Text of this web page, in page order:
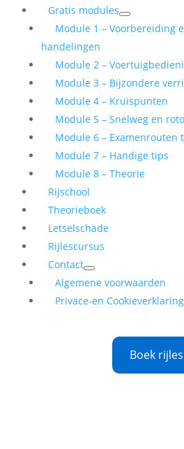
Gratis modules
Module 1 – Voorbereiding
handelingen
Module 2 –
Module 3 – Bijzondere
Module 4 – Kruispunten
Module 5 – Snelweg en
Module 6 – Examenrouten
Module 7 – Handige tips
Module 8 – Theorie
Rijschool
Theorieboek
Letselschade
Rijlescursus
Contact
Algemene voorwaarden
Privace-en Cookieverklaring
Boek rijles